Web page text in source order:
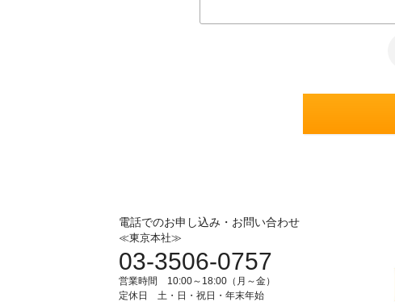
電話でのお申し込み・お問い合わせ
≪東京本社≫
03-3506-0757
営業時間 10:00～18:00（月～金）
定休日 土・日・祝日・年末年始